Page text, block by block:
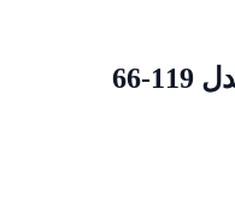
مزایا و معایب فازمتر مدل 119-66